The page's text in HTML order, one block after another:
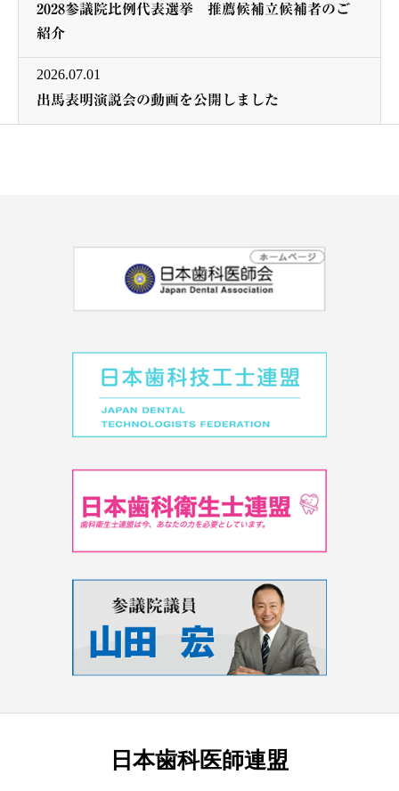
2028参議院比例代表選挙 推薦候補立候補者のご
紹介
2026.07.01
出馬表明演説会の動画を公開しました
日本歯科医師連盟